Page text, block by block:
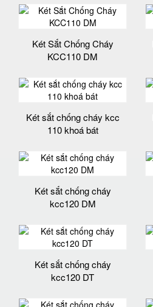
Két Sắt Chống Cháy
KCC110 DM
Két sắt chống cháy kcc
110 khoá bát
Két sắt chống cháy
kcc120 DM
Két sắt chống cháy
kcc120 DT